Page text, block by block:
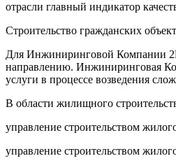
отрасли главный индикатор
Строительство гражданских
Для Инжиниринговой Компании 2К
направлению. Инжиниринговая
услуги в процессе возведения
В области жилищного
управление строительством
управление строительством